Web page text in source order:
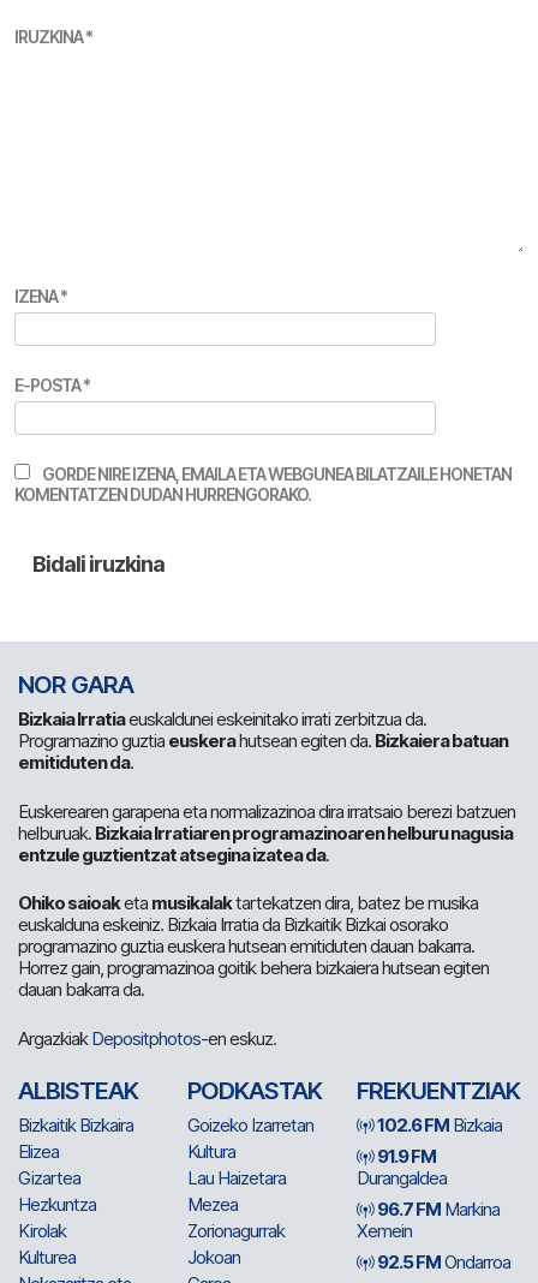
IRUZKINA*
IZENA*
E-POSTA*
GORDE NIRE IZENA, EMAILA ETA WEBGUNEA BILATZAILE HONETAN
KOMENTATZEN DUDAN HURRENGORAKO.
NOR GARA
Bizkaia Irratiaeuskaldunei eskeinitako irrati zerbitzua da.
Programazino guztia euskerahutsean egiten da. Bizkaiera batuan
emitiduten da.
Euskerearen garapena eta normalizazinoa dira irratsaio berezi batzuen
helburuak. Bizkaia Irratiaren programazinoaren helburu nagusia
entzule guztientzat atsegina izatea da.
Ohiko saioaketa musikalaktartekatzen dira, batez be musika
euskalduna eskeiniz. Bizkaia Irratia da Bizkaitik Bizkai osorako
programazino guztia euskera hutsean emitiduten dauan bakarra.
Horrez gain, programazinoa goitik behera bizkaiera hutsean egiten
dauan bakarra da.
ArgazkiakDepositphotos-en eskuz.
ALBISTEAK
Bizkaitik Bizkaira
Elizea
Gizartea
Hezkuntza
Kirolak
Kulturea
PODKASTAK
Goizeko Izarretan
Kultura
Lau Haizetara
Mezea
Zorionagurrak
Jokoan
FREKUENTZIAK
102.6 FM Bizkaia
91.9 FM
Durangaldea
96.7 FM Markina
Xemein
92.5 FMOndarroa